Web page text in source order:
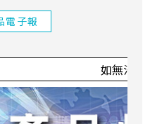
電子報
如無法預